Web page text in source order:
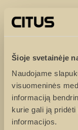
Šioje svetainėje
Naudojame
visuomeninės
informaciją
kurie gali ją
informacijos.
Vardas ir pavardė
Tel. numeris